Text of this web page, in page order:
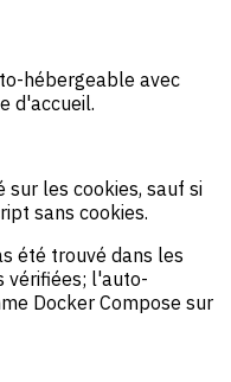
hébergeable avec
d'accueil.
les cookies, sauf si
sans cookies.
été trouvé dans les
vérifiées; l'auto-
Docker Compose sur